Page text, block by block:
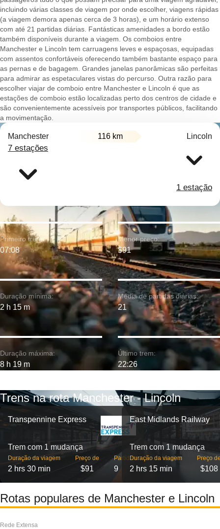
incluindo várias classes de viagem por onde escolher, viagens rápidas
(a viagem demora apenas cerca de 3 horas), e um horário extenso
com até 21 partidas diárias. Fantásticas amenidades a bordo estão
também disponíveis durante a viagem. Os comboios entre
Manchester e Lincoln tem carruagens leves e espaçosas, equipadas
com assentos confortáveis oferecendo também bastante espaço para
as pernas e de bagagem. Grandes janelas panorâmicas são perfeitas
para admirar as espetaculares vistas do percurso. Outra razão para
escolher viajar de comboio entre Manchester e Lincoln é que as
estações de comboio estão localizadas perto dos centros de cidade e
são convenientemente acessíveis por transportes públicos, facilitando
a movimentação.
Manchester 116 km Lincoln
7 estações
1 estação
Duração mínima:
2 h 15 m
Primeiro trem:
07:08
Duração máxima:
8 h 19 m
Menor preço:
$91
Média de partidas diárias:
21
Último trem:
22:26
Trens na rota Manchester - Lincoln
Transpennine Express
Trem com 1 mudança
Duração da viagem
2 hrs 30 min
Preço de
$91
Partidas
9
East Midlands Railway
Trem com 1 mudança
Duração da viagem
2 hrs 15 min
Preço
$108
Rotas populares de Manchester e Lincoln
Rede Extensa